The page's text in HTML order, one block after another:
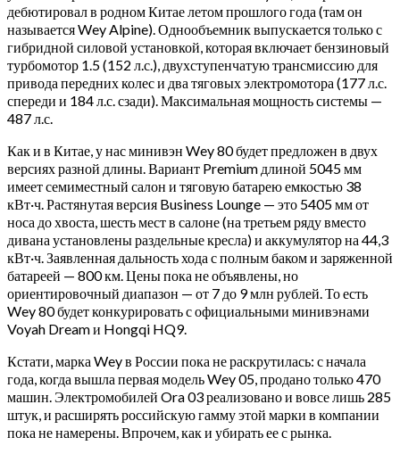
дебютировал в родном Китае летом прошлого года (там он
называется Wey Alpine). Однообъемник выпускается только с
гибридной силовой установкой, которая включает бензиновый
турбомотор 1.5 (152 л.с.), двухступенчатую трансмиссию для
привода передних колес и два тяговых электромотора (177 л.с.
спереди и 184 л.с. сзади). Максимальная мощность системы —
487 л.с.
Как и в Китае, у нас минивэн Wey 80 будет предложен в двух
версиях разной длины. Вариант Premium длиной 5045 мм
имеет семиместный салон и тяговую батарею емкостью 38
кВт·ч. Растянутая версия Business Lounge — это 5405 мм от
носа до хвоста, шесть мест в салоне (на третьем ряду вместо
дивана установлены раздельные кресла) и аккумулятор на 44,3
кВт·ч. Заявленная дальность хода с полным баком и заряженной
батареей — 800 км. Цены пока не объявлены, но
ориентировочный диапазон — от 7 до 9 млн рублей. То есть
Wey 80 будет конкурировать с официальными минивэнами
Voyah Dream и Hongqi HQ9.
Кстати, марка Wey в России пока не раскрутилась: с начала
года, когда вышла первая модель Wey 05, продано только 470
машин. Электромобилей Ora 03 реализовано и вовсе лишь 285
штук, и расширять российскую гамму этой марки в компании
пока не намерены. Впрочем, как и убирать ее с рынка.